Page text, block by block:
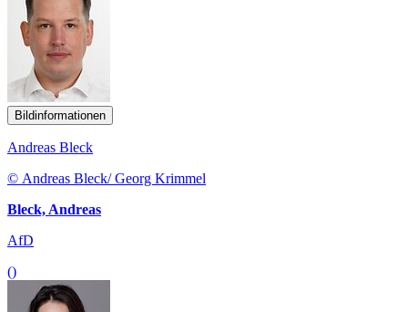
Bildinformationen
Andreas Bleck
© Andreas Bleck/ Georg Krimmel
Bleck, Andreas
AfD
()